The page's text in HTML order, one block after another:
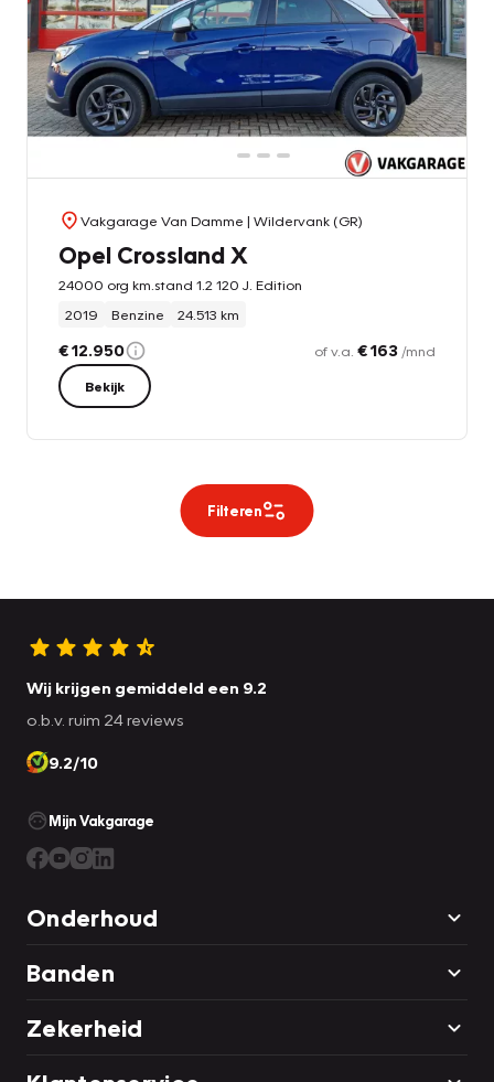
Vakgarage Van Damme | Wildervank (GR)
Opel Crossland X
24000 org km.stand 1.2 120 J. Edition
2019
Benzine 24.513 km
€ 12.950 of v.a. € 163 /mnd
Bekijk
Filteren
Wij krijgen gemiddeld een 9.2
o.b.v. ruim 24 reviews
9.2/10
Mijn Vakgarage
Onderhoud
Banden
Zekerheid